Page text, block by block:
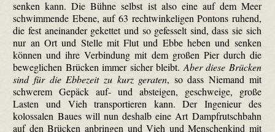
senken kann. Die Bühne selbst ist also eine auf dem Meer
schwimmende Ebene, auf 63 rechtwinkeligen Pontons ruhend,
die fest aneinander gekettet und so gefesselt sind, dass sie sich
nur an Ort und Stelle mit Flut und Ebbe heben und senken
können und ihre Verbindung mit dem großen Pier durch die
beweglichen Brücken immer sicher bleibt. Aber diese Brücken
sind für die Ebbezeit zu kurz geraten, so dass Niemand mit
schwerem Gepäck auf- und absteigen, geschweige, große
Lasten und Vieh transportieren kann. Der Ingenieur des
kolossalen Baues will nun deshalb eine Art Dampfrutschbahn
auf den Brücken anbringen und Vieh und Menschenkind mit